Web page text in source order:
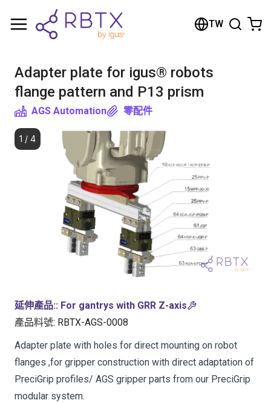
TW
Adapter plate for igus® robots
flange pattern and P13 prism
AGS Automation 零配件
1 / 4
延伸產品:: For gantrys with GRR Z-axis
產品料號: RBTX-AGS-0008
Adapter plate with holes for direct mounting on robot
flanges ,for gripper construction with direct adaptation of
PreciGrip profiles/ AGS gripper parts from our PreciGrip
modular system.
Shopping Cart
Browse the shop